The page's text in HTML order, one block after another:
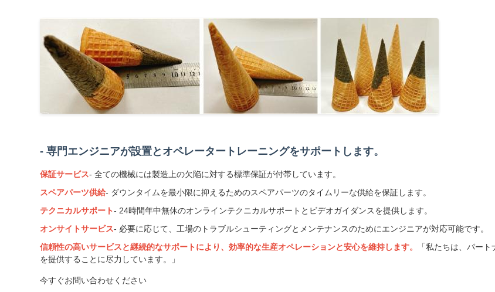
- 専門エンジニアが設置とオペレータートレーニングをサポートします。
保証サービス- 全ての機械には製造上の欠陥に対する標準保証が付帯しています。
スペアパーツ供給- ダウンタイムを最小限に抑えるためのスペアパーツのタイムリーな供給を保証します。
テクニカルサポート- 24時間年中無休のオンラインテクニカルサポートとビデオガイダンスを提供します。
オンサイトサービス- 必要に応じて、工場のトラブルシューティングとメンテナンスのためにエンジニアが対応可能です。
信頼性の高いサービスと継続的なサポートにより、効率的な生産オペレーションと安心を維持します。
「私たちは、パー
を提供することに尽力しています。」
今すぐお問い合わせください